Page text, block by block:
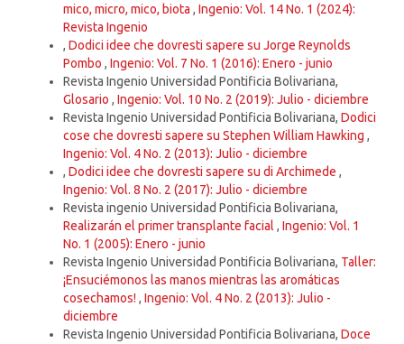
mico, micro, mico, biota , Ingenio: Vol. 14 No. 1 (2024):
Revista Ingenio
, Dodici idee che dovresti sapere su Jorge Reynolds
Pombo , Ingenio: Vol. 7 No. 1 (2016): Enero - junio
Revista Ingenio Universidad Pontificia Bolivariana,
Glosario , Ingenio: Vol. 10 No. 2 (2019): Julio - diciembre
Revista Ingenio Universidad Pontificia Bolivariana, Dodici
cose che dovresti sapere su Stephen William Hawking ,
Ingenio: Vol. 4 No. 2 (2013): Julio - diciembre
, Dodici idee che dovresti sapere su di Archimede ,
Ingenio: Vol. 8 No. 2 (2017): Julio - diciembre
Revista ingenio Universidad Pontificia Bolivariana,
Realizarán el primer transplante facial , Ingenio: Vol. 1
No. 1 (2005): Enero - junio
Revista Ingenio Universidad Pontificia Bolivariana, Taller:
¡Ensuciémonos las manos mientras las aromáticas
cosechamos! , Ingenio: Vol. 4 No. 2 (2013): Julio -
diciembre
Revista Ingenio Universidad Pontificia Bolivariana, Doce